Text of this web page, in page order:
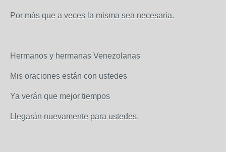
Por más que a veces la misma sea necesaria.
Hermanos y hermanas Venezolanas
Mis oraciones están con ustedes
Ya verán que mejor tiempos
Llegarán nuevamente para ustedes.